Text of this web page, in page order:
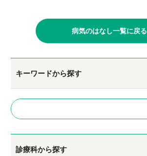
病気のはなし一覧に戻る
キーワードから探す
診療科から探す